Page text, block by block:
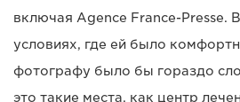
включая Agence France-Presse.
условиях, где ей было
фотографу было бы гораздо
это такие места, как центр